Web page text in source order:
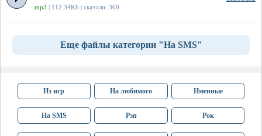
mp3 | 112.34Kb | скачали: 300
Еще файлы категории "На SMS"
Из игр На любимого Именные
На SMS Рэп Рок